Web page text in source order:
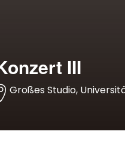
III
Großes Studio,